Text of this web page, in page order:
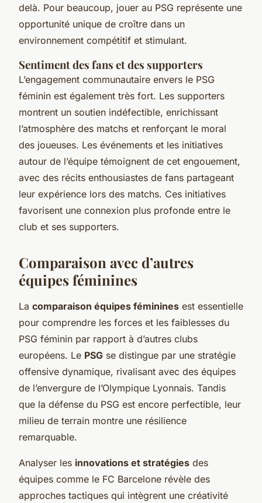
delà. Pour beaucoup, jouer au PSG représente une
opportunité unique de croître dans un
environnement compétitif et stimulant.
Sentiment des fans et des supporters
L’engagement communautaire envers le PSG
féminin est également très fort. Les supporters
montrent un soutien indéfectible, enrichissant
l’atmosphère des matchs et renforçant le moral
des joueuses. Les événements et les initiatives
autour de l’équipe témoignent de cet engouement,
avec des récits enthousiastes de fans partageant
leur expérience lors des matchs. Ces initiatives
favorisent une connexion plus profonde entre le
club et ses supporters.
Comparaison avec d’autres
équipes féminines
La comparaison équipes féminines est essentielle
pour comprendre les forces et les faiblesses du
PSG féminin par rapport à d’autres clubs
européens. Le PSG se distingue par une stratégie
offensive dynamique, rivalisant avec des équipes
de l’envergure de l’Olympique Lyonnais. Tandis
que la défense du PSG est encore perfectible, leur
milieu de terrain montre une résilience
remarquable.
Analyser les innovations et stratégies des
équipes comme le FC Barcelone révèle des
approches tactiques qui intègrent une créativité